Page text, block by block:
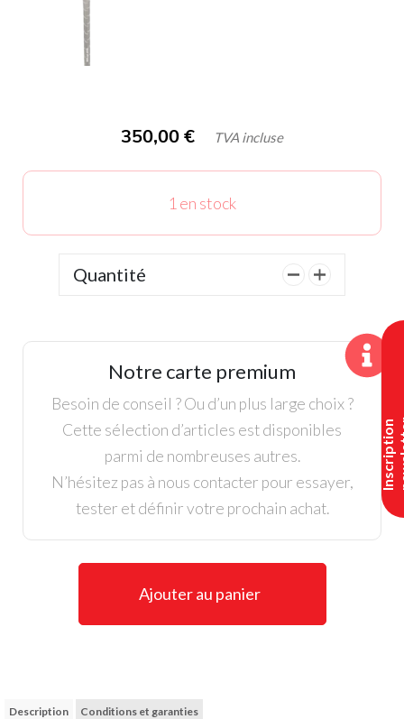
I
n
s
c
r
i
p
t
i
o
n
n
e
w
s
l
e
t
t
e
350,00 € TVA incluse
1 en stock
Quantité
quantité
Apex
Forged
Notre carte premium
Besoin de conseil ? Ou d’un plus large choix ?
Cette sélection d’articles est disponibles
parmi de nombreuses autres.
N’hésitez pas à nous contacter pour essayer,
tester et définir votre prochain achat.
Ajouter au panier
Description Conditions et garanties